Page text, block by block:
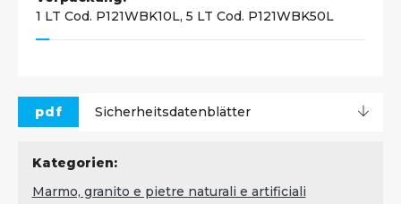
1 LT Cod. P121WBK10L, 5 LT Cod. P121WBK50L
pdf Sicherheitsdatenblätter
Kategorien:
Marmo, granito e pietre naturali e artificiali